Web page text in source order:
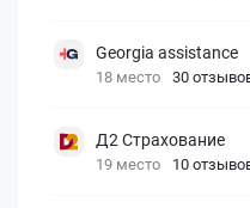
Georgia assistance
18 место 30
Д2 Страхование
19 место 10